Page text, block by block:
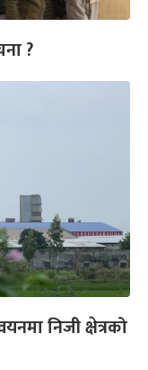
?
निजी क्षेत्रको